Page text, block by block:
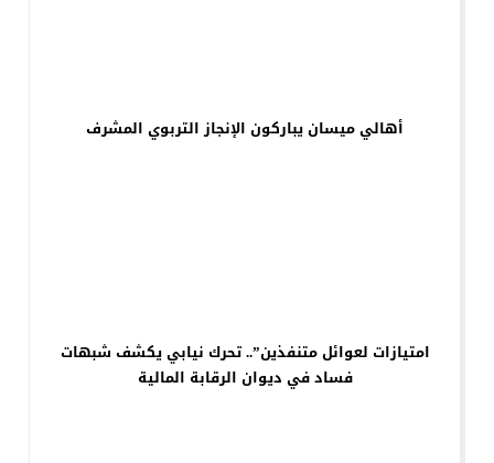
أهالي ميسان يباركون الإنجاز التربوي المشرف
امتيازات لعوائل متنفذين”.. تحرك نيابي يكشف شبهات
فساد في ديوان الرقابة المالية